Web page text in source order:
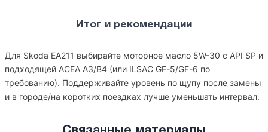
Итог и рекомендации
Для Skoda EA211 выбирайте моторное масло 5W-30 с API SP и
подходящей ACEA A3/B4 (или ILSAC GF-5/GF-6 по
требованию). Поддерживайте уровень по щупу после замены
и в городе/на коротких поездках лучше уменьшать интервал.